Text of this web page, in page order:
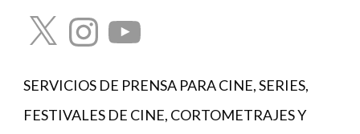
X InstagramYouTube
SERVICIOS DE PRENSA PARA CINE, SERIES,
FESTIVALES DE CINE, CORTOMETRAJES Y